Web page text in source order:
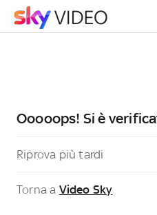
Ooooops! Si è
Riprova più tardi
Torna a Video Sky